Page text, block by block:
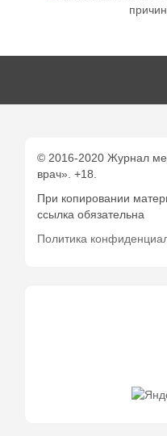
© 2016-2020 Журнал
врач». +18.
При копировании
ссылка обязательна
Политика